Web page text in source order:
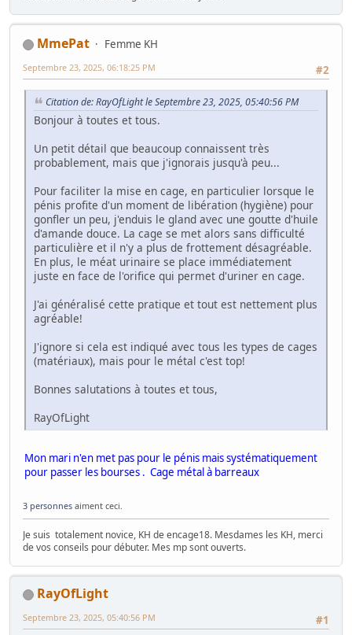
MmePat
Femme KH
#2
Septembre 23, 2025, 06:18:25 PM
Citation de: RayOfLight le Septembre 23, 2025, 05:40:56 PM
Bonjour à toutes et tous.
Un petit détail que beaucoup connaissent très
probablement, mais que j'ignorais jusqu'à peu...
Pour faciliter la mise en cage, en particulier lorsque le
pénis profite d'un moment de libération (hygiène) pour
gonfler un peu, j'enduis le gland avec une goutte d'huile
d'amande douce. La cage se met alors sans difficulté
particulière et il n'y a plus de frottement désagréable.
En plus, le méat urinaire se place immédiatement
juste en face de l'orifice qui permet d'uriner en cage.
J'ai généralisé cette pratique et tout est nettement plus
agréable!
J'ignore si cela est indiqué avec tous les types de cages
(matériaux), mais pour le métal c'est top!
Bonnes salutations à toutes et tous,
RayOfLight
Mon mari n'en met pas pour le pénis mais systématiquement
pour passer les bourses . Cage métal à barreaux
3 personnes aiment ceci.
Je suis totalement novice, KH de encage18. Mesdames les KH, merci
de vos conseils pour débuter. Mes mp sont ouverts.
RayOfLight
#1
Septembre 23, 2025, 05:40:56 PM